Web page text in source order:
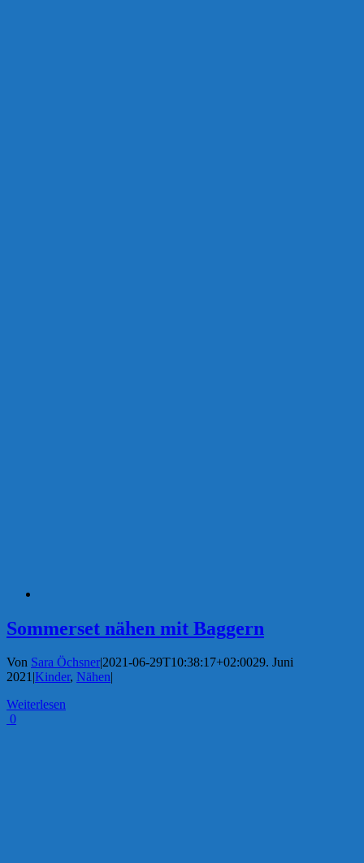
Sommerset nähen mit Baggern
Von Sara Öchsner|2021-06-29T10:38:17+02:0029. Juni
2021|Kinder, Nähen|
Weiterlesen
0